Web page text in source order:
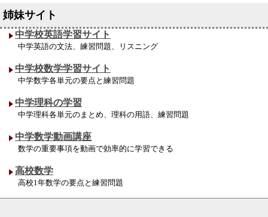
中学校英語学習サイト
中学英語の文法、練習問題、リスニング
中学校数学学習サイト
中学数学各単元の要点と練習問題
中学理科の学習
中学理科各単元のまとめ、理科の用語、練習問題
中学数学動画講座
数学の重要事項を動画で効率的に学習できる
高校数学
高校1年数学の要点と練習問題